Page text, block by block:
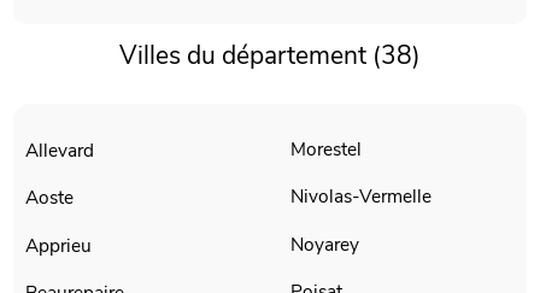
Villes du département (38)
Allevard
Aoste
Apprieu
Morestel
Nivolas-Vermelle
Noyarey